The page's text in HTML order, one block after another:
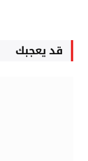
قد يعجبك